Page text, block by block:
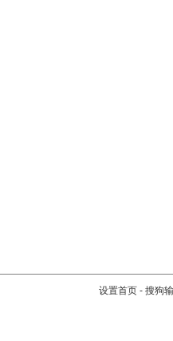
设置首页 - 搜狗